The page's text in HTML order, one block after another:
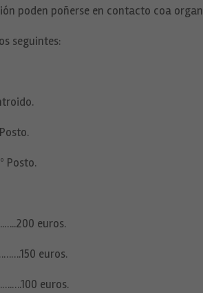
poden poñerse en contacto coa
seguintes:
Posto.
euros.
euros.
euros.